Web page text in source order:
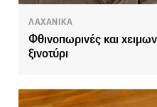
ΛΑΧΑΝΙΚΑ
Φθινοπωρινές και
ξινοτύρι